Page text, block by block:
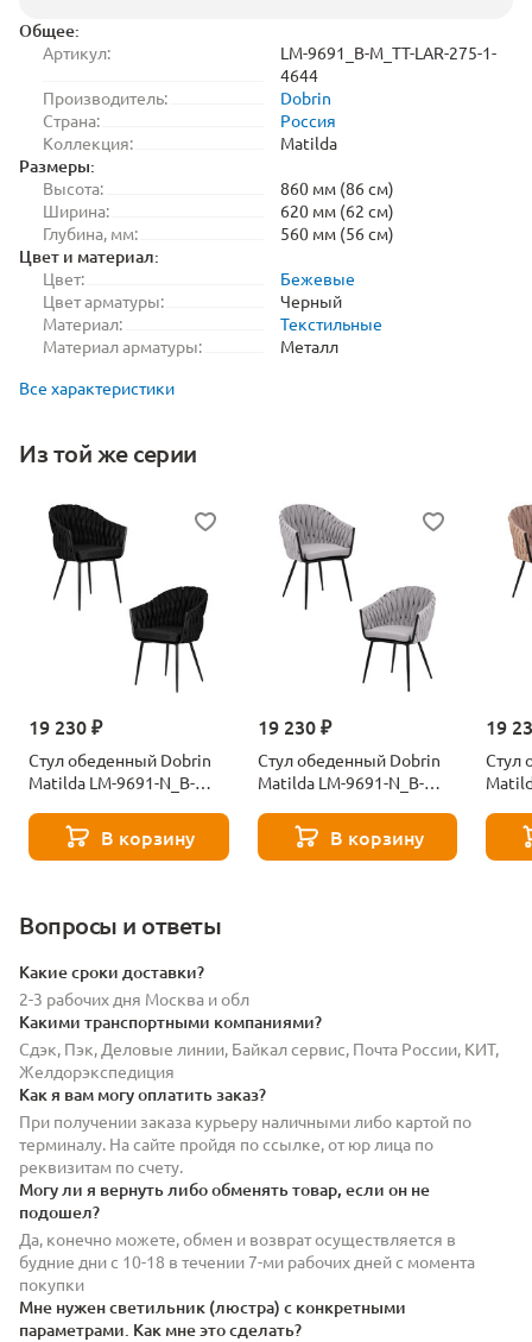
Общее:
Артикул:
LM-9691_B-M_TT-LAR-275-1-
4644
Производитель:
Dobrin
Страна:
Россия
Коллекция:
Matilda
Размеры:
Высота:
860 мм (86 см)
Ширина:
620 мм (62 см)
Глубина, мм:
560 мм (56 см)
Цвет и материал:
Цвет:
Бежевые
Цвет арматуры:
Черный
Материал:
Текстильные
Материал арматуры:
Металл
Все характеристики
Из той же серии
19 230 ₽
Стул обеденный Dobrin
Matilda LM-9691-N_B-
В корзину
19 230 ₽
Стул обеденный Dobrin
Matilda LM-9691-N_B-
В корзину
19
Стул
Вопросы и ответы
Какие сроки доставки?
2-3 рабочих дня Москва и обл
Какими транспортными компаниями?
Сдэк, Пэк, Деловые линии, Байкал сервис, Почта России, КИТ,
Желдорэкспедиция
Как я вам могу оплатить заказ?
При получении заказа курьеру наличными либо картой по
терминалу. На сайте пройдя по ссылке, от юр лица по
реквизитам по счету.
Могу ли я вернуть либо обменять товар, если он не
подошел?
Да, конечно можете, обмен и возврат осуществляется в
будние дни с 10-18 в течении 7-ми рабочих дней с момента
покупки
Мне нужен светильник (люстра) с конкретными
параметрами. Как мне это сделать?